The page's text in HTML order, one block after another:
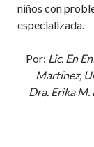
niños con
especializada.
Por: Lic. En
Martínez,
Dra. Erika